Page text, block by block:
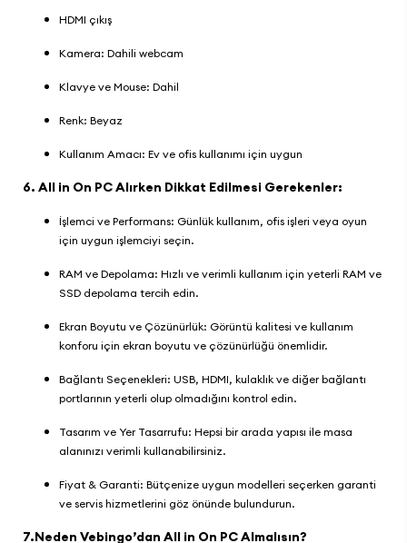
HDMI çıkış
Kamera: Dahili webcam
Klavye ve Mouse: Dahil
Renk: Beyaz
Kullanım Amacı: Ev ve ofis kullanımı için uygun
6. All in On PC Alırken Dikkat Edilmesi Gerekenler:
İşlemci ve Performans: Günlük kullanım, ofis işleri veya oyun
için uygun işlemciyi seçin.
RAM ve Depolama: Hızlı ve verimli kullanım için yeterli RAM ve
SSD depolama tercih edin.
Ekran Boyutu ve Çözünürlük: Görüntü kalitesi ve kullanım
konforu için ekran boyutu ve çözünürlüğü önemlidir.
Bağlantı Seçenekleri: USB, HDMI, kulaklık ve diğer bağlantı
portlarının yeterli olup olmadığını kontrol edin.
Tasarım ve Yer Tasarrufu: Hepsi bir arada yapısı ile masa
alanınızı verimli kullanabilirsiniz.
Fiyat & Garanti: Bütçenize uygun modelleri seçerken garanti
ve servis hizmetlerini göz önünde bulundurun.
7.Neden Vebingo’dan All in On PC Almalısın?